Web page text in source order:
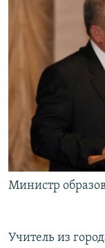
Министр
Учитель из